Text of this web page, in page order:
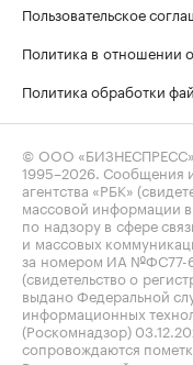
Пользовательское
Политика в отношении
Политика обработки
© ООО
1995–2026 .
агентства «РБК»
массовой информации
по надзору в сфере
и массовых
за номером ИА №ФС77-
(свидетельство о
выдано Федеральной
информационных
(Роскомнадзор)
сопровождаются